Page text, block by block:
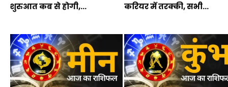
शुरुआत कब से होगी,...
करियर में तरक्की, सभी...